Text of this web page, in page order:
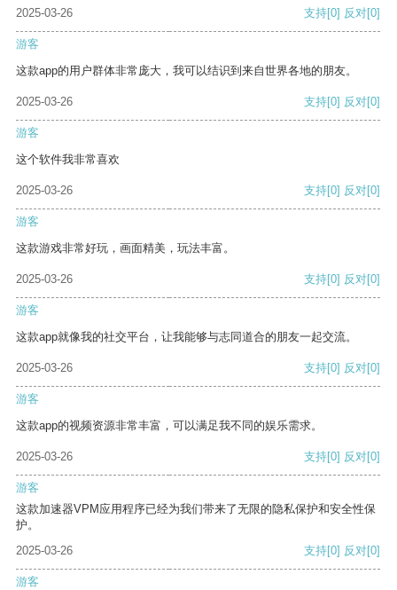
2025-03-26 支持[0] 反对[0]
游客
这款app的用户群体非常庞大，我可以结识到来自世界各地的朋友。
2025-03-26 支持[0] 反对[0]
游客
这个软件我非常喜欢
2025-03-26 支持[0] 反对[0]
游客
这款游戏非常好玩，画面精美，玩法丰富。
2025-03-26 支持[0] 反对[0]
游客
这款app就像我的社交平台，让我能够与志同道合的朋友一起交流。
2025-03-26 支持[0] 反对[0]
游客
这款app的视频资源非常丰富，可以满足我不同的娱乐需求。
2025-03-26 支持[0] 反对[0]
游客
这款加速器VPM应用程序已经为我们带来了无限的隐私保护和安全性保
护。
2025-03-26
支持[0] 反对[0]
游客